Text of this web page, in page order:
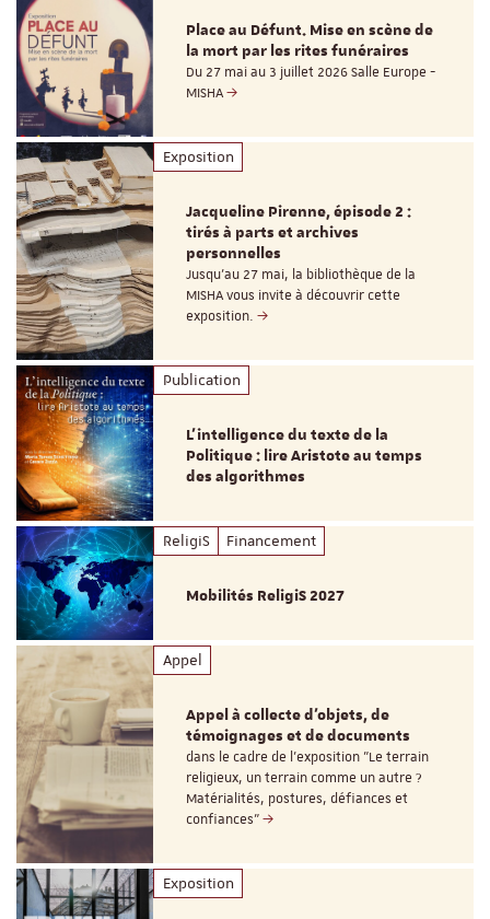
Place au Défunt. Mise en scène de
la mort par les rites funéraires
Du 27 mai au 3 juillet 2026 Salle Europe -
MISHA
Exposition
Jacqueline Pirenne, épisode 2 :
tirés à parts et archives
personnelles
Jusqu’au 27 mai, la bibliothèque de la
MISHA vous invite à découvrir cette
exposition.
Publication
L’intelligence du texte de la
Politique : lire Aristote au temps
des algorithmes
ReligiS Financement
Mobilités ReligiS 2027
Appel
Appel à collecte d'objets, de
témoignages et de documents
dans le cadre de l'exposition "Le terrain
religieux, un terrain comme un autre ?
Matérialités, postures, défiances et
confiances"
Exposition